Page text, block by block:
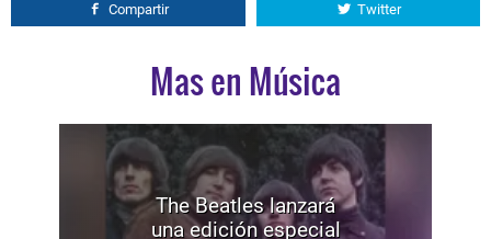
Compartir Twitter
Mas en Música
The Beatles lanzará
una edición especial